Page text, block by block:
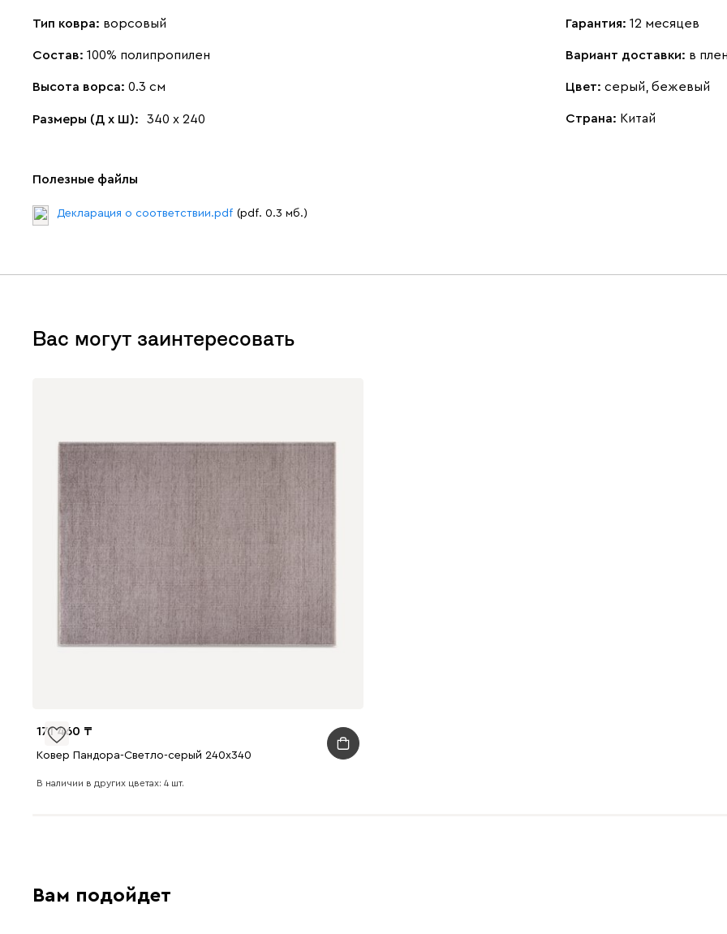
Тип ковра: ворсовый
Состав: 100% полипропилен
Высота ворса: 0.3 см
Размеры (Д х Ш): 340 х 240
Гарантия: 12 месяцев
Вариант доставки: в
Цвет: серый, бежевый
Страна: Китай
Полезные файлы
Декларация о соответствии.pdf (pdf. 0.3 мб.)
Вас могут заинтересовать
171 460
Ковер Пандора-Светло-серый 240x340
В наличии в других цветах: 4 шт.
Вам подойдет